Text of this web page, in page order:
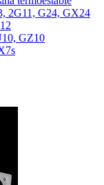
2G11, G24, GX24
GZ10